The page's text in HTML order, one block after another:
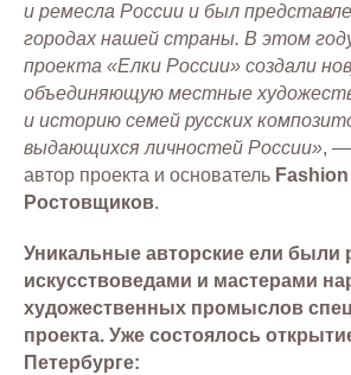
и ремесла России и был
городах нашей страны. В этом
проекта «Елки России» создали
объединяющую местные
и историю семей русских
выдающихся личностей России», —
автор проекта и основатель
Ростовщиков.
Уникальные авторские ели были
искусствоведами и мастерами
художественных промыслов
проекта. Уже состоялось
Петербурге: